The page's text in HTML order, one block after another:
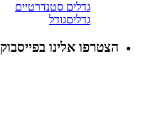
גדלים סטנדרטיים
גדליםגודל
הצטרפו אלינו בפייסבוק